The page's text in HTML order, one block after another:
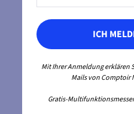
ICH
Mit Ihrer Anmeldung erklären
Mails von Comptoir
Gratis-